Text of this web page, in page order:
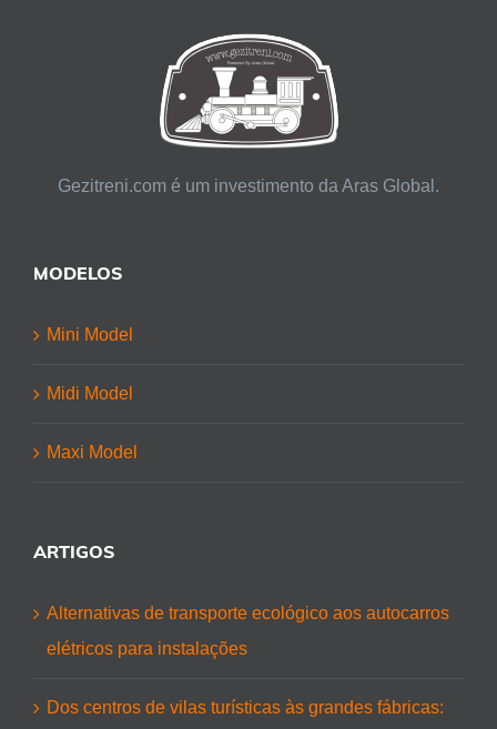
Gezitreni.com é um investimento da Aras Global.
MODELOS
Mini Model
Midi Model
Maxi Model
ARTIGOS
Alternativas de transporte ecológico aos autocarros
elétricos para instalações
Dos centros de vilas turísticas às grandes fábricas: